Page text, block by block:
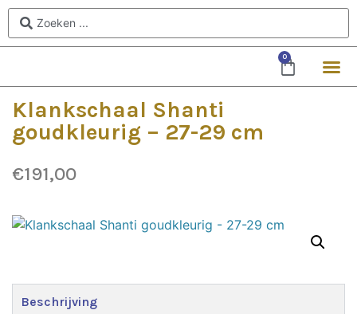
0
Klankschaal Shanti
goudkleurig – 27-29 cm
€191,00
Beschrijving